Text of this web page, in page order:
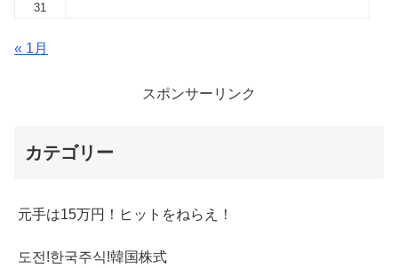
31
« 1月
スポンサーリンク
カテゴリー
元手は15万円！ヒットをねらえ！
도전!한국주식!韓国株式